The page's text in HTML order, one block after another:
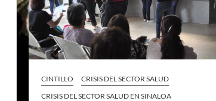
CINTILLO
CRISIS DEL SECTOR SALUD
CRISIS DEL SECTOR SALUD EN SINALOA